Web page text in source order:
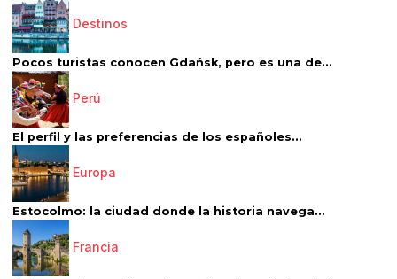
Destinos
Pocos turistas conocen Gdańsk, pero es una de...
Perú
El perfil y las preferencias de los españoles...
Europa
Estocolmo: la ciudad donde la historia navega...
Francia